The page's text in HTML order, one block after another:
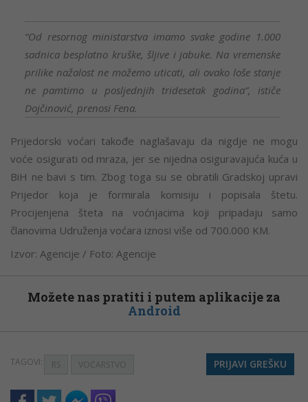
“Od resornog ministarstva imamo svake godine 1.000
sadnica besplatno kruške, šljive i jabuke. Na vremenske
prilike nažalost ne možemo uticati, ali ovako loše stanje
ne pamtimo u posljednjih tridesetak godina”, ističe
Dojčinović, prenosi Fena.
Prijedorski voćari takođe naglašavaju da nigdje ne mogu
voće osigurati od mraza, jer se nijedna osiguravajuća kuća u
BiH ne bavi s tim. Zbog toga su se obratili Gradskoj upravi
Prijedor koja je formirala komisiju i popisala štetu.
Procijenjena šteta na voćnjacima koji pripadaju samo
članovima Udruženja voćara iznosi više od 700.000 KM.
Izvor: Agencije / Foto: Agencije
Možete nas pratiti i putem aplikacije za
Android
TAGOVI: RS VOĆARSTVO PRIJAVI GREŠKU